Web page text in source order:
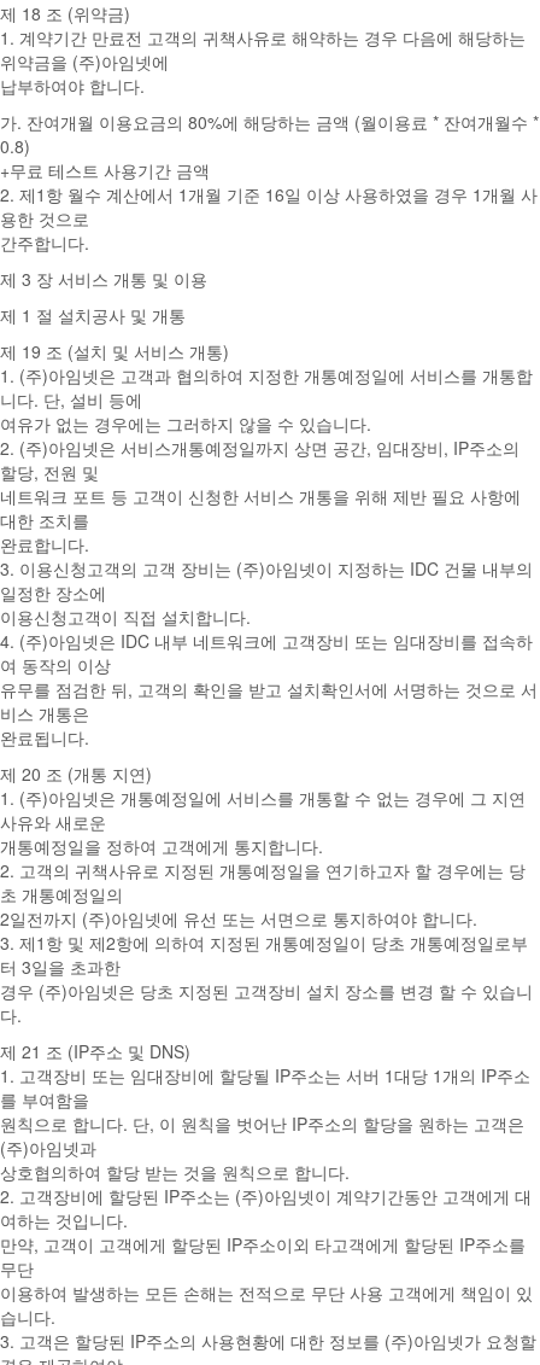
제 18 조 (위약금)
1. 계약기간 만료전 고객의 귀책사유로 해약하는 경우 다음에 해당하는
위약금을 (주)아임넷에
납부하여야 합니다.
가. 잔여개월 이용요금의 80%에 해당하는 금액 (월이용료 * 잔여개월수 *
0.8)
+무료 테스트 사용기간 금액
2. 제1항 월수 계산에서 1개월 기준 16일 이상 사용하였을 경우 1개월 사
용한 것으로
간주합니다.
제 3 장 서비스 개통 및 이용
제 1 절 설치공사 및 개통
제 19 조 (설치 및 서비스 개통)
1. (주)아임넷은 고객과 협의하여 지정한 개통예정일에 서비스를 개통합
니다. 단, 설비 등에
여유가 없는 경우에는 그러하지 않을 수 있습니다.
2. (주)아임넷은 서비스개통예정일까지 상면 공간, 임대장비, IP주소의
할당, 전원 및
네트워크 포트 등 고객이 신청한 서비스 개통을 위해 제반 필요 사항에
대한 조치를
완료합니다.
3. 이용신청고객의 고객 장비는 (주)아임넷이 지정하는 IDC 건물 내부의
일정한 장소에
이용신청고객이 직접 설치합니다.
4. (주)아임넷은 IDC 내부 네트워크에 고객장비 또는 임대장비를 접속하
여 동작의 이상
유무를 점검한 뒤, 고객의 확인을 받고 설치확인서에 서명하는 것으로 서
비스 개통은
완료됩니다.
제 20 조 (개통 지연)
1. (주)아임넷은 개통예정일에 서비스를 개통할 수 없는 경우에 그 지연
사유와 새로운
개통예정일을 정하여 고객에게 통지합니다.
2. 고객의 귀책사유로 지정된 개통예정일을 연기하고자 할 경우에는 당
초 개통예정일의
2일전까지 (주)아임넷에 유선 또는 서면으로 통지하여야 합니다.
3. 제1항 및 제2항에 의하여 지정된 개통예정일이 당초 개통예정일로부
터 3일을 초과한
경우 (주)아임넷은 당초 지정된 고객장비 설치 장소를 변경 할 수 있습니
다.
제 21 조 (IP주소 및 DNS)
1. 고객장비 또는 임대장비에 할당될 IP주소는 서버 1대당 1개의 IP주소
를 부여함을
원칙으로 합니다. 단, 이 원칙을 벗어난 IP주소의 할당을 원하는 고객은
(주)아임넷과
상호협의하여 할당 받는 것을 원칙으로 합니다.
2. 고객장비에 할당된 IP주소는 (주)아임넷이 계약기간동안 고객에게 대
여하는 것입니다.
만약, 고객이 고객에게 할당된 IP주소이외 타고객에게 할당된 IP주소를
무단
이용하여 발생하는 모든 손해는 전적으로 무단 사용 고객에게 책임이 있
습니다.
3. 고객은 할당된 IP주소의 사용현황에 대한 정보를 (주)아임넷가 요청할